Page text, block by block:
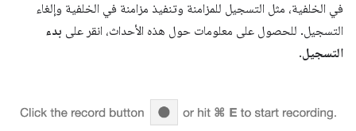
في الخلفية، مثل التسجيل للمزامنة وتنفيذ مزامنة في الخلفية وإلغاء
التسجيل. للحصول على معلومات حول هذه الأحداث، انقر على بدء
التسجيل.